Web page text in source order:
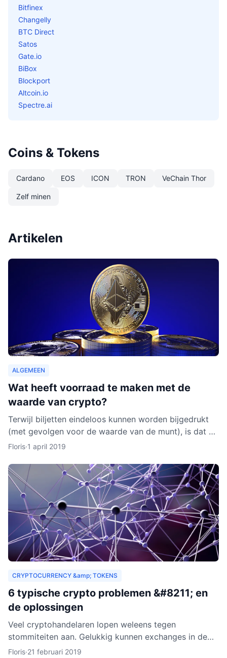
Bitfinex
Changelly
BTC Direct
Satos
Gate.io
BiBox
Blockport
Altcoin.io
Spectre.ai
Coins & Tokens
Cardano EOS ICON TRON VeChain Thor
Zelf minen
Artikelen
ALGEMEEN
Wat heeft voorraad te maken met de
waarde van crypto?
Terwijl biljetten eindeloos kunnen worden bijgedrukt
(met gevolgen voor de waarde van de munt), is dat bij
cryptocurrencies anders. Hoe werkt dit nu eigenlijk p
Floris·1 april 2019
CRYPTOCURRENCY &amp; TOKENS
6 typische crypto problemen &#8211; en
de oplossingen
Veel cryptohandelaren lopen weleens tegen
stommiteiten aan. Gelukkig kunnen exchanges in de
meeste gevallen helpen. Helaas zijn er ook gevallen
Floris·21 februari 2019